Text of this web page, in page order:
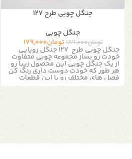
جنگل چوبی طرح 127
جنگل چوبی
تومان189,000تومان179,000
جنگل چوبی طرح 127 جنگل رویایی
خودت رو بساز مجموعه چوبی متفاوت
از یک جنگل چوبی این محصول زیبا رو
هر طور که خودت دوست داری رنگ کن
فصل های مختلف رو با این قطعات
خاص چوبی به تصویر بکشید کافیه یه
قلمو برداری و با چند رنگ ساده هر
رنگی که دلت میخواد به این جنگل
رویایی بدی برای رنگ آمیزی بهتر رنگ
تمامی چوب ها روشن میباشد این
درخت های چوبی برای ساخت ماکت های
زیبا بسیار کاربردی هستند یک دکوری
عالی برای جاهای مختلف حونه و محل
کار شما